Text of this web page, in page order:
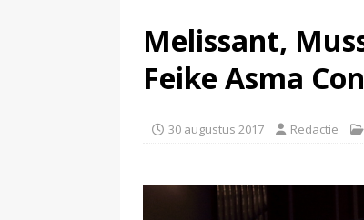
Melissant,
Feike Asma
30 augustus 2017 Redactie